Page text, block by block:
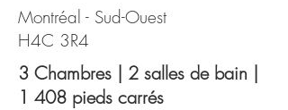
Montréal - Sud-Ouest
H4C 3R4
3 Chambres | 2 salles de bain |
1 408 pieds carrés